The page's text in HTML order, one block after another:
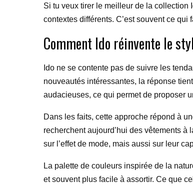
Si tu veux tirer le meilleur de la
contextes différents. C’est souvent ce
Comment Ido réinvente le
Ido ne se contente pas de suivre les
nouveautés intéressantes, la réponse
audacieuses, ce qui permet de proposer
Dans les faits, cette approche répond à
recherchent aujourd’hui des vêtements
sur l’effet de mode, mais aussi sur leur
La palette de couleurs inspirée de la
et souvent plus facile à assortir. Ce que